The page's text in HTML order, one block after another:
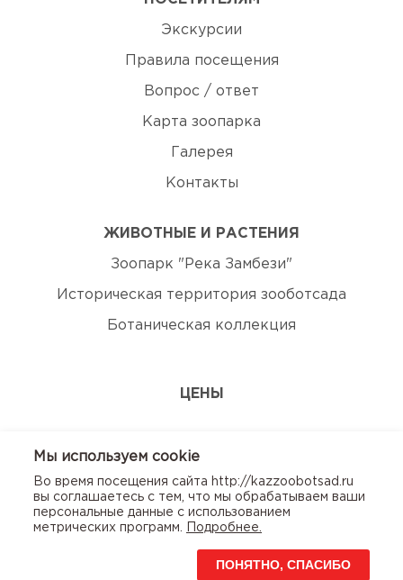
Экскурсии
Правила посещения
Вопрос / ответ
Карта зоопарка
Галерея
Контакты
ЖИВОТНЫЕ И РАСТЕНИЯ
Зоопарк "Река Замбези"
Историческая территория зооботсада
Ботаническая коллекция
ЦЕНЫ
КОНТАКТЫ
© Казанский зооботсад. 2020г. Использование сайта
означает согласие с
Мы используем сookie
Во время посещения сайта http://kazzoobotsad.ru
вы соглашаетесь с тем, что мы обрабатываем ваши
персональные данные с использованием
метрических программ.
Подробнее.
ПОНЯТНО, СПАСИБО